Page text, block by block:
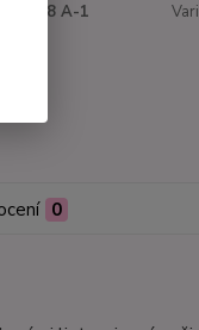
3158 A-1
0